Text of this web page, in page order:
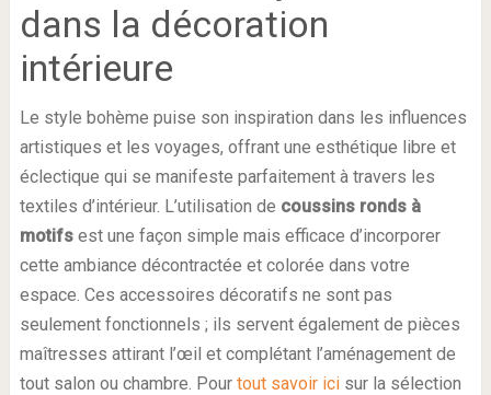
dans la décoration
intérieure
Le style bohème puise son inspiration dans les influences
artistiques et les voyages, offrant une esthétique libre et
éclectique qui se manifeste parfaitement à travers les
textiles d’intérieur. L’utilisation de coussins ronds à
motifsest une façon simple mais efficace d’incorporer
cette ambiance décontractée et colorée dans votre
espace. Ces accessoires décoratifs ne sont pas
seulement fonctionnels ; ils servent également de pièces
maîtresses attirant l’œil et complétant l’aménagement de
tout salon ou chambre. Pour tout savoir icisur la sélection